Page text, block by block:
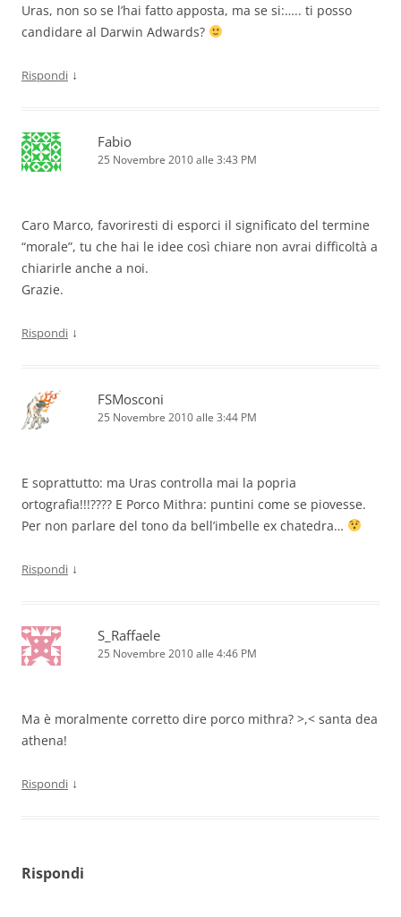
Uras, non so se l’hai fatto apposta, ma se si:….. ti posso
candidare al Darwin Adwards?
Rispondi ↓
Fabio
25 Novembre 2010 alle 3:43 PM
Caro Marco, favoriresti di esporci il significato del termine
“morale”, tu che hai le idee così chiare non avrai difficoltà a
chiarirle anche a noi.
Grazie.
Rispondi ↓
FSMosconi
25 Novembre 2010 alle 3:44 PM
E soprattutto: ma Uras controlla mai la popria
ortografia!!!???? E Porco Mithra: puntini come se piovesse.
Per non parlare del tono da bell’imbelle ex chatedra…
Rispondi ↓
S_Raffaele
25 Novembre 2010 alle 4:46 PM
Ma è moralmente corretto dire porco mithra? >,< santa dea
athena!
Rispondi ↓
Rispondi